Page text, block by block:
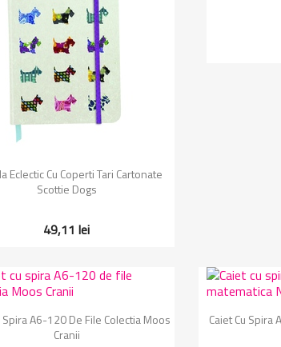
Vizualizare rapida
Eclectic Cu Coperti Tari Cartonate
Scottie Dogs
49,11 lei
 Vizualizare rapida
Spira A6-120 De File Colectia Moos
Cranii

Caiet Cu Spira